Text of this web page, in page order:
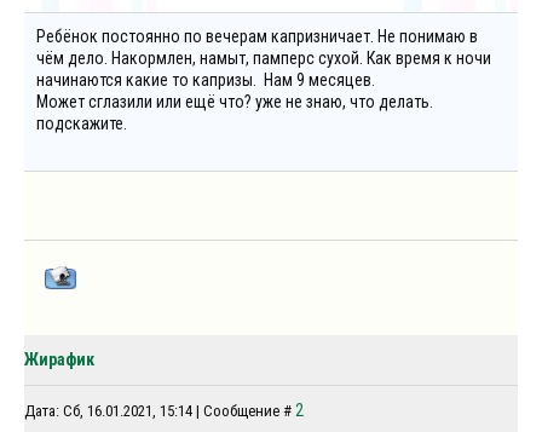
Ребёнок постоянно по вечерам капризничает. Не понимаю в
чём дело. Накормлен, намыт, памперс сухой. Как время к ночи
начинаются какие то капризы. Нам 9 месяцев.
Может сглазили или ещё что? уже не знаю, что делать.
подскажите.
Жирафик
Дата: Сб, 16.01.2021, 15:14 | Сообщение # 2